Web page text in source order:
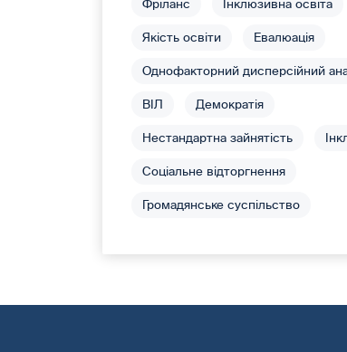
Фріланс Інклюзивна освіта
Якість освіти Евалюація
Однофакторний дисперсійний
ВІЛ Демократія
Нестандартна зайнятість
Соціальне відторгнення
Громадянське суспільство